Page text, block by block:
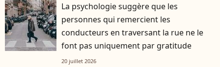
La psychologie suggère que les
personnes qui remercient les
conducteurs en traversant la rue ne le
font pas uniquement par gratitude
20 juillet 2026